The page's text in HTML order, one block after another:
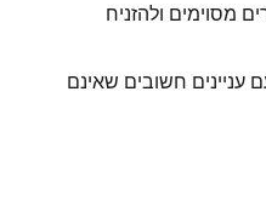
מסוימים ולהזניח
עניינים חשובים שאינם